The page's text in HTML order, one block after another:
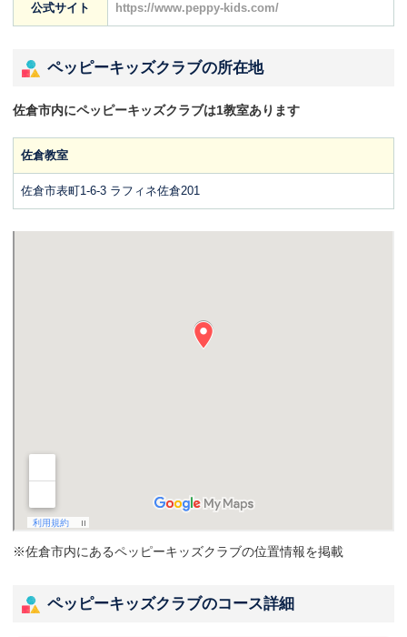
公式サイト https://www.peppy-kids.com/
ペッピーキッズクラブの所在地
佐倉市内にペッピーキッズクラブは1教室あります
佐倉教室
佐倉市表町1-6-3 ラフィネ佐倉201
※佐倉市内にあるペッピーキッズクラブの位置情報を掲載
ペッピーキッズクラブのコース詳細